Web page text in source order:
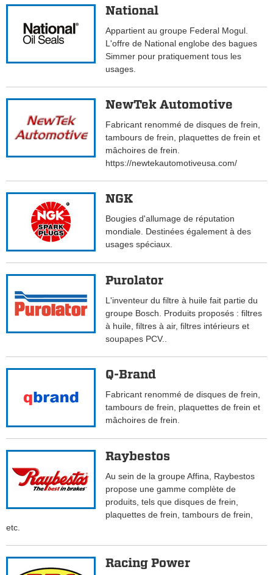
National
Appartient au groupe Federal Mogul.
L'offre de National englobe des bagues
Simmer pour pratiquement tous les
usages.
NewTek Automotive
Fabricant renommé de disques de frein,
tambours de frein, plaquettes de frein et
mâchoires de frein.
https://newtekautomotiveusa.com/
NGK
Bougies d'allumage de réputation
mondiale. Destinées également à des
usages spéciaux.
Purolator
L'inventeur du filtre à huile fait partie du
groupe Bosch. Produits proposés : filtres
à huile, filtres à air, filtres intérieurs et
soupapes PCV..
Q-Brand
Fabricant renommé de disques de frein,
tambours de frein, plaquettes de frein et
mâchoires de frein.
Raybestos
Au sein de la groupe Affina, Raybestos
propose une gamme complète de
produits, tels que disques de frein,
plaquettes de frein, tambours de frein,
etc.
Racing Power